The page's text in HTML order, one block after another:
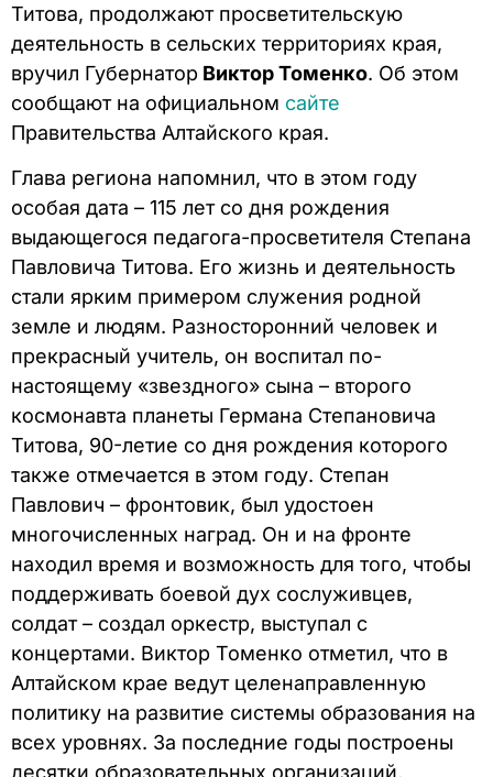
Титова, продолжают просветительскую
деятельность в сельских территориях края,
вручил Губернатор Виктор Томенко. Об этом
сообщают на официальном сайте
Правительства Алтайского края.
Глава региона напомнил, что в этом году
особая дата – 115 лет со дня рождения
выдающегося педагога-просветителя Степана
Павловича Титова. Его жизнь и деятельность
стали ярким примером служения родной
земле и людям. Разносторонний человек и
прекрасный учитель, он воспитал по-
настоящему «звездного» сына – второго
космонавта планеты Германа Степановича
Титова, 90-летие со дня рождения которого
также отмечается в этом году. Степан
Павлович – фронтовик, был удостоен
многочисленных наград. Он и на фронте
находил время и возможность для того, чтобы
поддерживать боевой дух сослуживцев,
солдат – создал оркестр, выступал с
концертами. Виктор Томенко отметил, что в
Алтайском крае ведут целенаправленную
политику на развитие системы образования на
всех уровнях. За последние годы построены
десятки образовательных организаций,